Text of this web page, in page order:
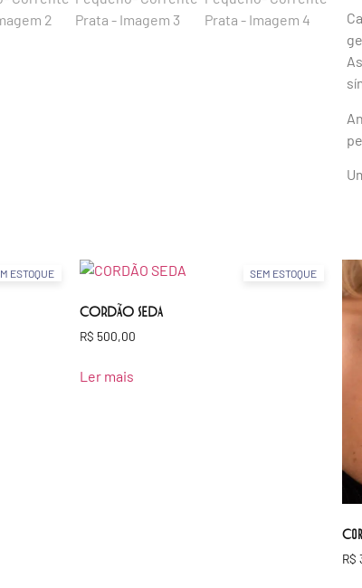
ESTOQUE SEM ESTOQUE
CORDÃO SEDA
R$ 500,00
Ler mais
R$